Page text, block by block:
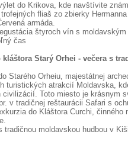
do Krikova, kde navštívite
fliaš zo zbierky
armáda.
štyroch vín s
čas
Starý Orhei - večera s
Starého Orheiu, majestátnej
turistických atrakcií Moldavska,
Toto miesto je krásnym
v tradičnej reštaurácii Safari s
do Kláštora Curchi,
moldavskou hudbou v